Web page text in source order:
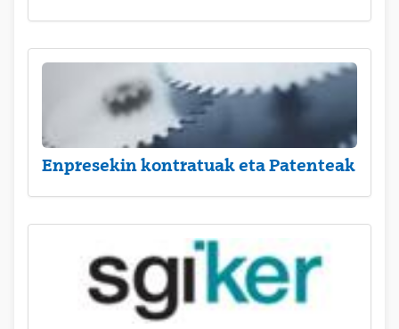
Enpresekin kontratuak eta Patenteak